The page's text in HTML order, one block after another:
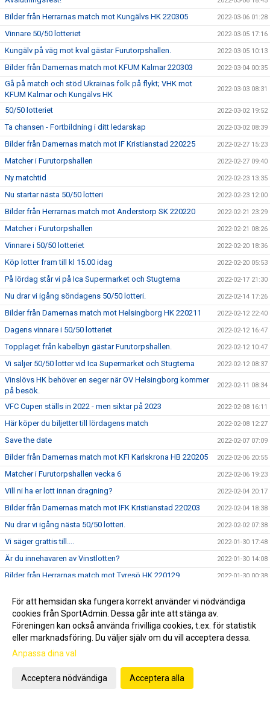
Bilder från Herrarnas match mot Kungälvs HK 220305 2022-03-06 01:28
Vinnare 50/50 lotteriet 2022-03-05 17:16
Kungälv på väg mot kval gästar Furutorpshallen. 2022-03-05 10:13
Bilder från Damernas match mot KFUM Kalmar 220303 2022-03-04 00:35
Gå på match och stöd Ukrainas folk på flykt; VHK mot
KFUM Kalmar och Kungälvs HK
2022-03-03 08:31
50/50 lotteriet 2022-03-02 19:52
Ta chansen - Fortbildning i ditt ledarskap 2022-03-02 08:39
Bilder från Damernas match mot IF Kristianstad 220225 2022-02-27 15:23
Matcher i Furutorpshallen 2022-02-27 09:40
Ny matchtid 2022-02-23 13:35
Nu startar nästa 50/50 lotteri 2022-02-23 12:00
Bilder från Herrarnas match mot Anderstorp SK 220220 2022-02-21 23:29
Matcher i Furutorpshallen 2022-02-21 08:26
Vinnare i 50/50 lotteriet 2022-02-20 18:36
Köp lotter fram till kl 15.00 idag 2022-02-20 05:53
På lördag står vi på Ica Supermarket och Stugtema 2022-02-17 21:30
Nu drar vi igång söndagens 50/50 lotteri. 2022-02-14 17:26
Bilder från Damernas match mot Helsingborg HK 220211 2022-02-12 22:40
Dagens vinnare i 50/50 lotteriet 2022-02-12 16:47
Topplaget från kabelbyn gästar Furutorpshallen. 2022-02-12 10:47
Vi säljer 50/50 lotter vid Ica Supermarket och Stugtema 2022-02-12 08:37
Vinslövs HK behöver en seger när OV Helsingborg kommer
på besök.
2022-02-11 08:34
VFC Cupen ställs in 2022 - men siktar på 2023 2022-02-08 16:11
Här köper du biljetter till lördagens match 2022-02-08 12:27
Save the date 2022-02-07 07:09
Bilder från Damernas match mot KFI Karlskrona HB 220205 2022-02-06 20:55
Matcher i Furutorpshallen vecka 6 2022-02-06 19:23
Vill ni ha er lott innan dragning? 2022-02-04 20:17
Bilder från Damernas match mot IFK Kristianstad 220203 2022-02-04 18:38
Nu drar vi igång nästa 50/50 lotteri. 2022-02-02 07:38
Vi säger grattis till.... 2022-01-30 17:48
Är du innehavaren av Vinstlotten? 2022-01-30 14:08
Bilder från Herrarnas match mot Tyresö HK 220129 2022-01-30 00:38
50/50 lotter på Stugtema och Ica
Ännu en fyrapoängsmatch för VHK mot Tyresö. 2022-01-28 08:56
Viktig info om VFC Cupen 2022 2022-01-25 09:17
Matcher i Furutorpshallen vecka 4
Bilder från Damernas match mot HF Eslövstjejerna 220121
För att hemsidan ska fungera korrekt använder vi nödvändiga
cookies från SportAdmin. Dessa går inte att stänga av.
Föreningen kan också använda frivilliga cookies, t.ex. för statistik
eller marknadsföring. Du väljer själv om du vill acceptera dessa.
Anpassa dina val
Acceptera nödvändiga Acceptera alla